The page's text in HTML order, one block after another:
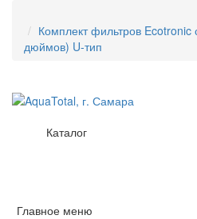
Комплект фильтров
дюймов) U-тип
Каталог
Главное меню